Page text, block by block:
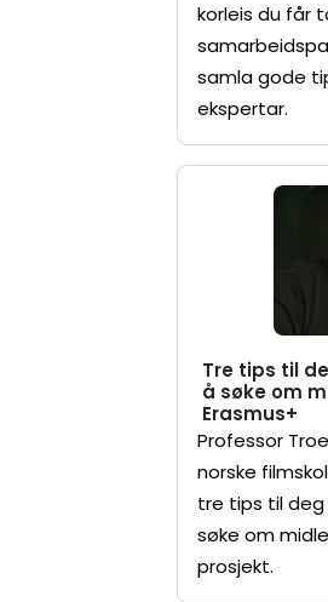
korleis du får
samla gode
ekspertar.
Tre tips til
å søke om
Erasmus+
Professor
norske
tre tips til
søke om
prosjekt.